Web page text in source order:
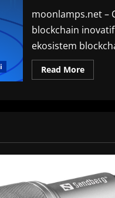
moonlamps.net –
blockchain
ekosistem
Read MoreRead
more